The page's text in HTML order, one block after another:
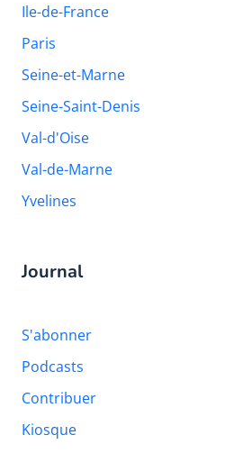
Ile-de-France
Paris
Seine-et-Marne
Seine-Saint-Denis
Val-d'Oise
Val-de-Marne
Yvelines
Journal
S'abonner
Podcasts
Contribuer
Kiosque